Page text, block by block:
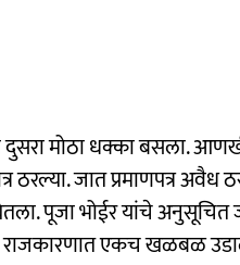
मोठा धक्का बसला.
ठरल्या. जात प्रमाणपत्र
पूजा भोईर यांचे
एकच खळबळ